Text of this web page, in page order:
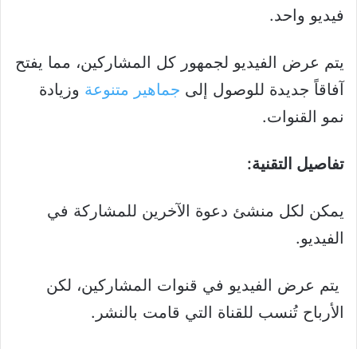
فيديو واحد.
يتم عرض الفيديو لجمهور كل المشاركين، مما يفتح
آفاقاً جديدة للوصول إلى جماهير متنوعة وزيادة
نمو القنوات.
تفاصيل التقنية:
يمكن لكل منشئ دعوة الآخرين للمشاركة في
الفيديو.
يتم عرض الفيديو في قنوات المشاركين، لكن
الأرباح تُنسب للقناة التي قامت بالنشر.